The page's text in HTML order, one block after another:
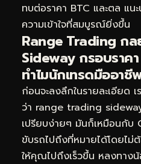
ทบต่อราคา BTC และตล แน
ความเข้าใจที่สมบูรณ์ยิ่งขึ้น
Range Trading กล
Sideway กรอบราค
ทำไมนักเทรดมืออา
ก่อนจะลงลึกในรายละเอียด
ว่า range trading
เปรียบง่ายๆ มันก็เหมือนกั
ขับรถไปถึงที่หมายได้โดยไม่
ให้คุณไปถึงเร็วขึ้น หลงทาง